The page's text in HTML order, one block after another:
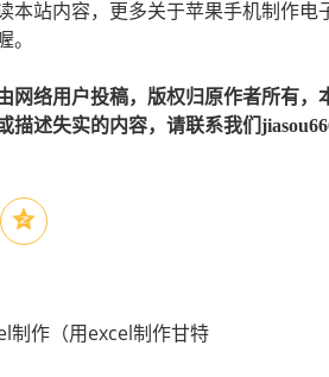
本站内容，更多关于苹果手机制作
。
网络用户投稿，版权归原作者所有
描述失实的内容，请联系我们
制作（用excel制作甘特